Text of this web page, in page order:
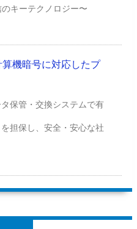
キーテクノロジー〜
機暗号に対応したプ
保管・交換システムで有
担保し、安全・安心な社